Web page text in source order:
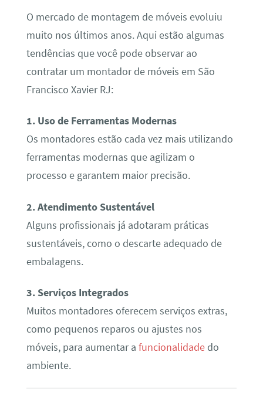
O mercado de montagem de móveis evoluiu
muito nos últimos anos. Aqui estão algumas
tendências que você pode observar ao
contratar um montador de móveis em São
Francisco Xavier RJ:
1. Uso de Ferramentas Modernas
Os montadores estão cada vez mais utilizando
ferramentas modernas que agilizam o
processo e garantem maior precisão.
2. Atendimento Sustentável
Alguns profissionais já adotaram práticas
sustentáveis, como o descarte adequado de
embalagens.
3. Serviços Integrados
Muitos montadores oferecem serviços extras,
como pequenos reparos ou ajustes nos
móveis, para aumentar a funcionalidadedo
ambiente.